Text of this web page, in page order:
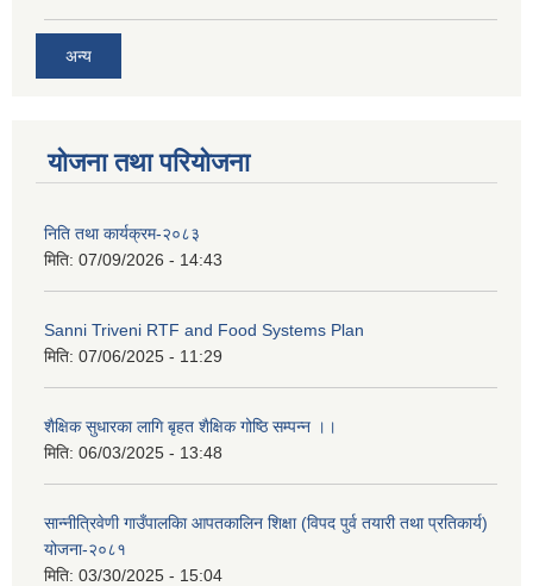
अन्य
योजना तथा परियोजना
निति तथा कार्यक्रम-२०८३
मिति: 07/09/2026 - 14:43
Sanni Triveni RTF and Food Systems Plan
मिति: 07/06/2025 - 11:29
शैक्षिक सुधारका लागि बृहत शैक्षिक गोष्ठि सम्पन्न ।।
मिति: 06/03/2025 - 13:48
सान्नीत्रिवेणी गाउँपालकिा आपतकालिन शिक्षा (विपद पुर्व तयारी तथा प्रतिकार्य)
योजना-२०८१
मिति: 03/30/2025 - 15:04